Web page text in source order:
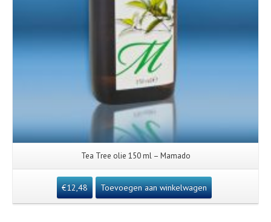
Tea Tree olie 150 ml – Mamado
€12,48 Toevoegen aan winkelwagen